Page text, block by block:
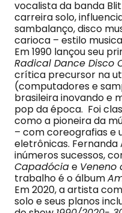
vocalista da banda
carreira solo,
sambalanço, disco
carioca – estilo
Em 1990 lançou seu
Radical Dance Disco
crítica precursor na
(computadores e
brasileira inovando e
pop da época. Foi
como a pioneira da
– com coreografias e
eletrônicas.
inúmeros sucessos,
Capadóciae Veneno
trabalho é o álbum
Em 2020, a artista
solo e seus planos